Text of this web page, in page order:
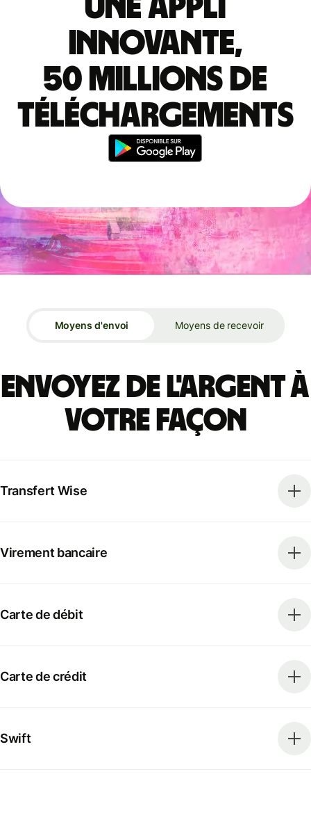
Une appli
innovante,
50 millions de
téléchargements
Moyens d'envoi Moyens de recevoir
Envoyez de l'argent à
votre façon
Transfert Wise
Virement bancaire
Carte de débit
Carte de crédit
Swift